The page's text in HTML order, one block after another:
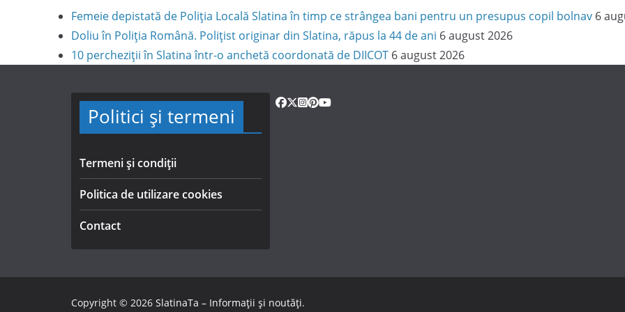
Femeie depistată de Poliția Locală Slatina în timp ce strângea bani pentru un presupus copil bolnav 6
Doliu în Poliția Română. Polițist originar din Slatina, răpus la 44 de ani 6 august 2026
10 percheziții în Slatina într-o anchetă coordonată de DIICOT 6 august 2026
Politici și termeni
Termeni și condiții
Politica de utilizare cookies
Contact
Copyright © 2026 SlatinaTa – Informații și noutăți.